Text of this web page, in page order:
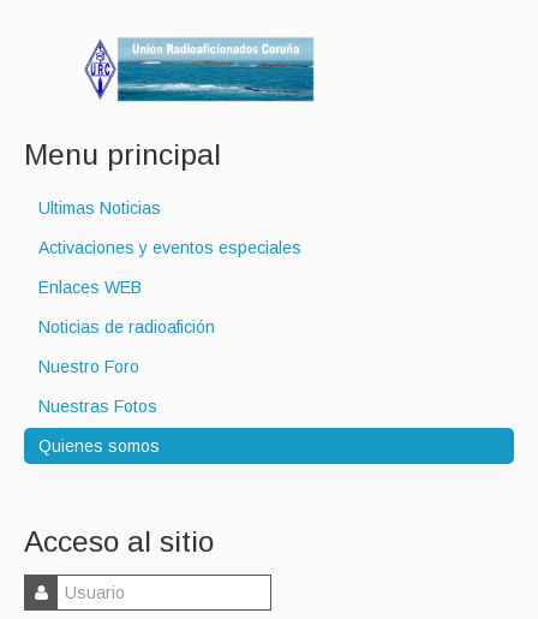
Menu principal
Ultimas Noticias
Activaciones y eventos especiales
Enlaces WEB
Noticias de radioafición
Nuestro Foro
Nuestras Fotos
Quienes somos
Acceso al sitio